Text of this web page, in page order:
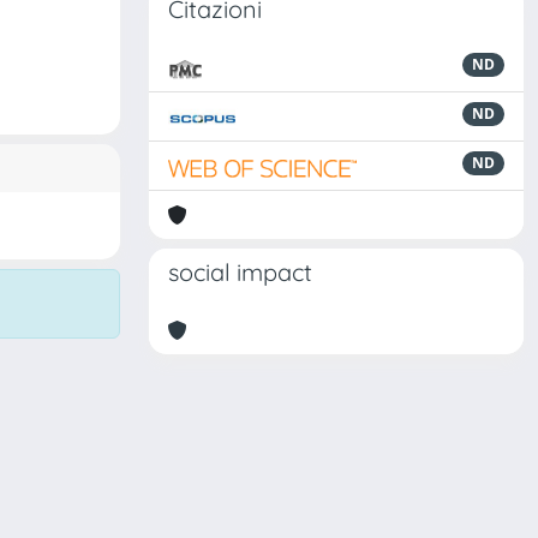
Citazioni
ND
ND
ND
social impact